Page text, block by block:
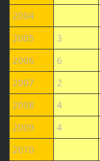
2004
2005
3
2006
6
2007
2
2008
4
2009
4
2010